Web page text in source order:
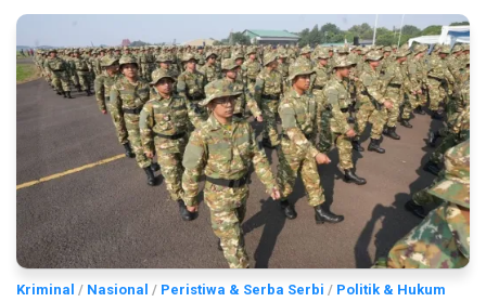
Kriminal / Nasional / Peristiwa & Serba Serbi / Politik & Hukum